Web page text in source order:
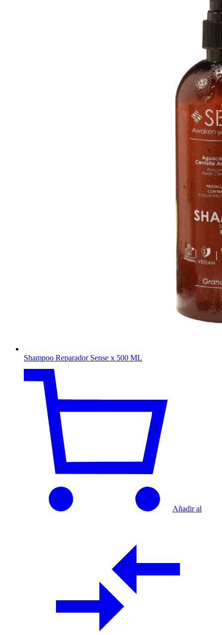
Shampoo Reparador Sense x 500 ML
Añadir al